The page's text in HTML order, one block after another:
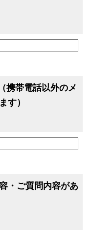
携帯電話以外のメ
す）
・ご質問内容があ